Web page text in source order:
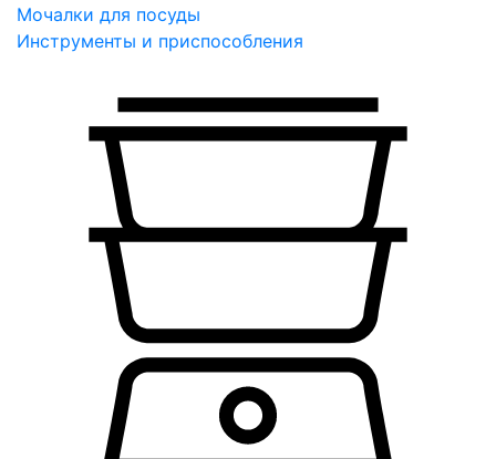
Мочалки для посуды
Инструменты и приспособления